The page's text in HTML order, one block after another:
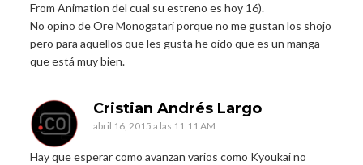
From Animation del cual su estreno es hoy 16).
No opino de Ore Monogatari porque no me gustan los shojo
pero para aquellos que les gusta he oido que es un manga
que está muy bien.
Cristian Andrés Largo
abril 16, 2015 a las 11:11 AM
Hay que esperar como avanzan varios como Kyoukai no